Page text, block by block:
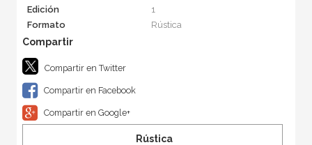
Edición
1
Formato
Rústica
Compartir en Twitter
Compartir en Facebook
Compartir en Google+
Rústica